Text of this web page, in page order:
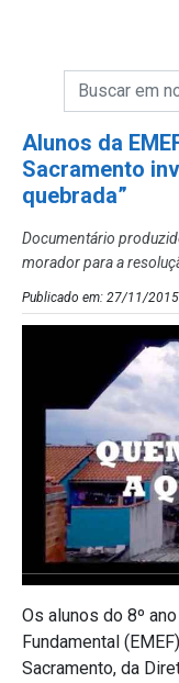
Campo
Campo de
Alunos da
Sacramento
quebrada”
Documentário
morador para a
Publicado em: 27/11/
Os alunos do 8º
Fundamental
Sacramento, da